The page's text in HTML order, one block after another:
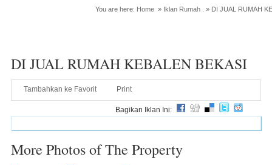
You are here: Home » Iklan Rumah . » DI JUAL RUMAH
DI JUAL RUMAH KEBALEN BEKASI
Tambahkan ke Favorit Print
Bagikan Iklan Ini:
More Photos of The Property